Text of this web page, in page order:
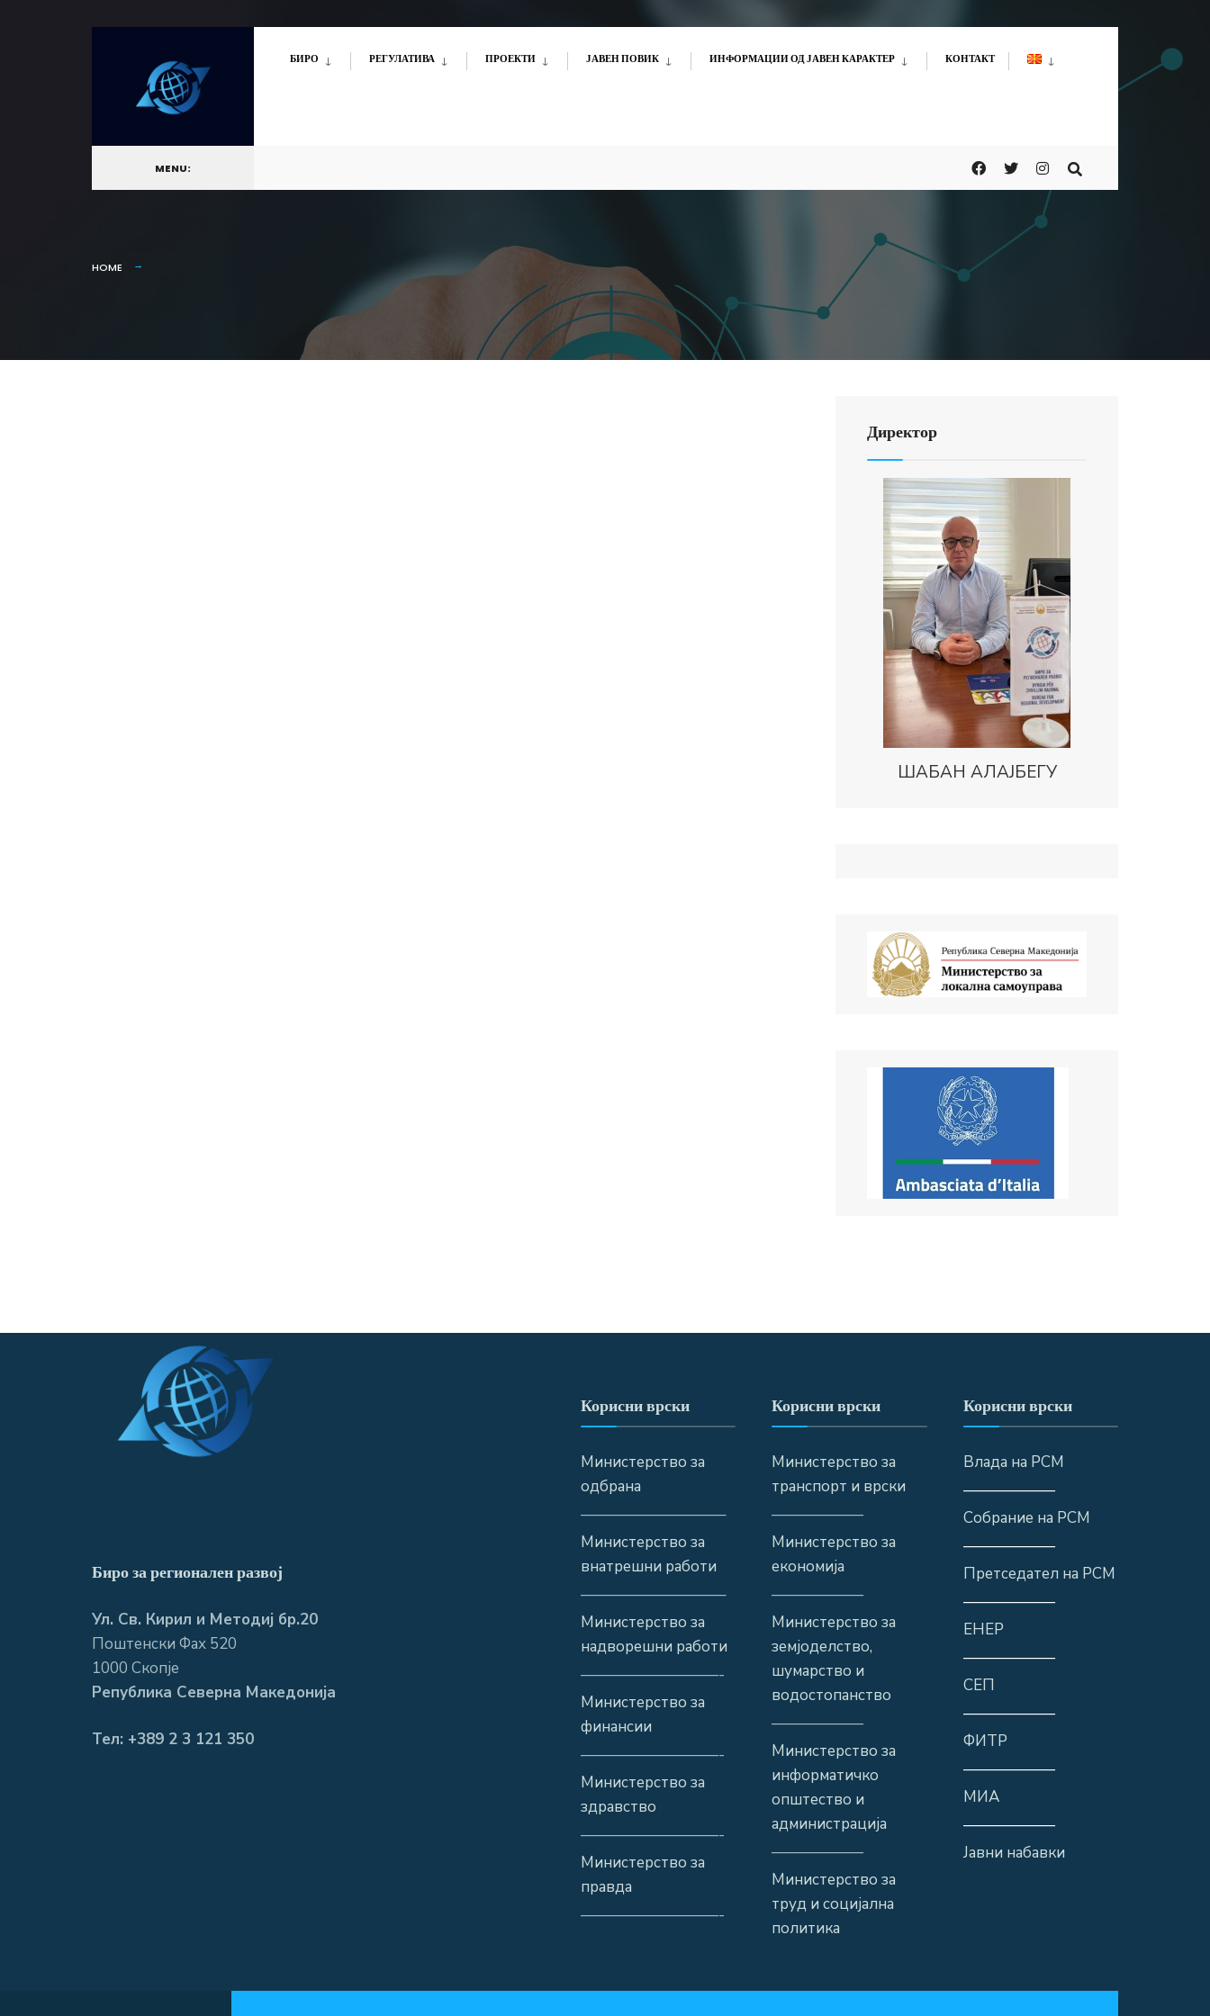
БИРО РЕГУЛАТИВА ПРОЕКТИ ЈАВЕН ПОВИК ИНФОРМАЦИИ ОД ЈАВЕН КАРАКТЕР КОНТАКТ
MENU:
HOME
Директор
ШАБАН АЛАЈБЕГУ
Биро за регионален развој
Ул. Св. Кирил и Методиј бр.20
Поштенски Фах 520
1000 Скопје
Република Северна Македонија
Тел: +389 2 3 121 350
Корисни врски
Министерство за
одбрана
—————————–
Министерство за
внатрешни работи
—————————–
Министерство за
надворешни работи
—————————-
Министерство за
финансии
—————————-
Министерство за
здравство
—————————-
Министерство за
правда
—————————-
Корисни врски
Министерство за
транспорт и врски
——————
Министерство за
економија
——————
Министерство за
земјоделство,
шумарство и
водостопанство
——————
Министерство за
информатичко
општество и
администрација
——————
Министерство за
труд и социјална
политика
Корисни врски
Влада на РСМ
——————
Собрание на РСМ
——————
Претседател на РСМ
——————
ЕНЕР
——————
СЕП
——————
ФИТР
——————
МИА
——————
Јавни набавки